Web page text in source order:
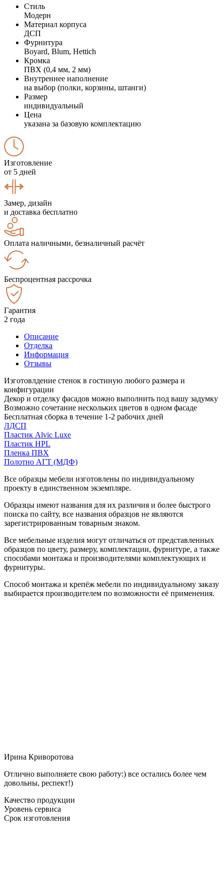
Стиль
Модерн
Материал корпуса
ДСП
Фурнитура
Boyard, Blum, Hettich
Кромка
ПВХ (0,4 мм, 2 мм)
Внутреннее наполнение
на выбор (полки, корзины, штанги)
Размер
индивидуальный
Цена
указана за базовую комплектацию
Изготовление
от 5 дней
Замер, дизайн
и доставка бесплатно
Оплата наличными, безналичный расчёт
Беспроцентная рассрочка
Гарантия
2 года
Описание
Отделка
Информация
Отзывы
Изготовлдение стенок в гостиную любого размера и
конфигурации
Декор и отделку фасадов можно выполнить под вашу задумку
Возможно сочетание нескольких цветов в одном фасаде
Бесплатная сборка в течение 1-2 рабочих дней
ЛДСП
Пластик Alvic Luxe
Пластик HPL
Пленка ПВХ
Полотно АГТ (МДФ)
Все образцы мебели изготовлены по индивидуальному
проекту в единственном экземпляре.
Образцы имеют названия для их различия и более быстрого
поиска по сайту, все названия образцов не являются
зарегистрированным товарным знаком.
Все мебельные изделия могут отличаться от представленных
образцов по цвету, размеру, комплектации, фурнитуре, а также
способами монтажа и производителями комплектующих и
фурнитуры.
Способ монтажа и крепёж мебели по индивидуальному заказу
выбирается производителем по возможности её применения.
Ирина Криворотова
Отлично выполняете свою работу:) все остались более чем
довольны, респект!)
Качество продукции
Уровень сервиса
Срок изготовления